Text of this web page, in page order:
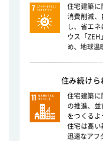
住宅建築
消費削減
し、省エ
ウス「
め、地球温
住み続け
住宅建築
の推進、
をつくる
住宅は高
迅速なアフ